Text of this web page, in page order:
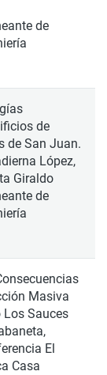
de
de
de San Juan.
López,
Giraldo
de
Masiva
Los Sauces
El
Casa